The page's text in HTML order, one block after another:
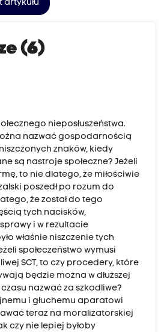
artykułu
(6)
nieposłuszeństwa.
nazwać gospodarnością
znaków, kiedy
są nastroje społeczne? Jeżeli
to nie dlatego, że miłościwie
poszedł po rozum do
że został do tego
tych nacisków,
i w rezultacie
właśnie niszczenie tych
społeczeństwo wymusi
SCT, to czy procedery, które
będzie można w dłuższej
nazwać za szkodliwe?
i głuchemu aparatowi
teraz na moralizatorskiej
czy nie lepiej byłoby